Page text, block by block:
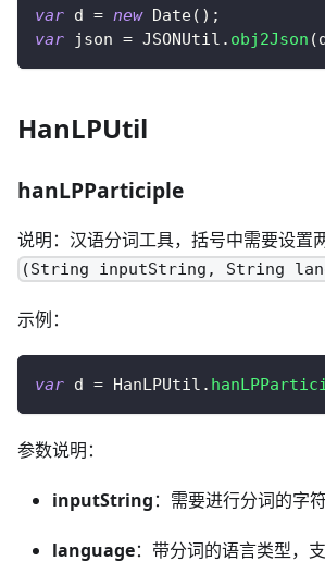
var d = new Date( ) ;
var json = JSONUtil . obj2Json (
HanLPUtil
hanLPParticiple
说明：汉语分词工具，括号中需要设置
(String inputString, String
示例：
var d = HanLPUtil .
参数说明：
inputString：需要进行分词的字符
language：带分词的语言类型，支